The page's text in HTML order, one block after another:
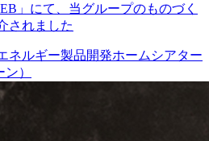
」にて、当グループのものづく
されました
ネルギー製品開発ホームシアター
）